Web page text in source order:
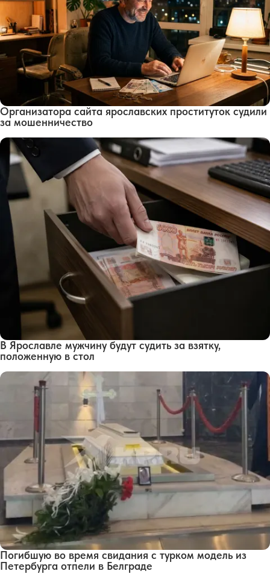
Организатора сайта ярославских проституток судили
за мошенничество
В Ярославле мужчину будут судить за взятку,
положенную в стол
Погибшую во время свидания с турком модель из
Петербурга отпели в Белграде